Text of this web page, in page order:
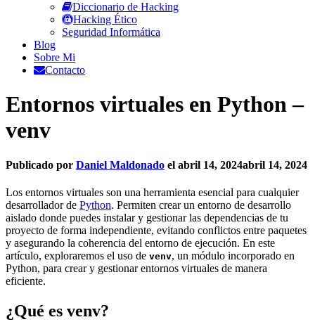
Diccionario de Hacking
Hacking Ético
Seguridad Informática
Blog
Sobre Mi
Contacto
Entornos virtuales en Python –
venv
Publicado por Daniel Maldonado el abril 14, 2024abril 14, 2024
Los entornos virtuales son una herramienta esencial para cualquier
desarrollador de Python. Permiten crear un entorno de desarrollo
aislado donde puedes instalar y gestionar las dependencias de tu
proyecto de forma independiente, evitando conflictos entre paquetes
y asegurando la coherencia del entorno de ejecución. En este
artículo, exploraremos el uso de venv, un módulo incorporado en
Python, para crear y gestionar entornos virtuales de manera
eficiente.
¿Qué es venv?